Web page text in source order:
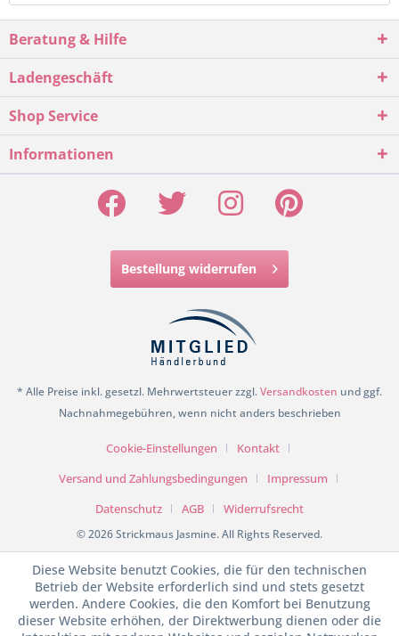
Beratung & Hilfe
Ladengeschäft
Shop Service
Informationen
Bestellung widerrufen
* Alle Preise inkl. gesetzl. Mehrwertsteuer zzgl.Versandkosten und ggf.
Nachnahmegebühren, wenn nicht anders beschrieben
Cookie-Einstellungen
Kontakt
Versand und Zahlungsbedingungen
Impressum
Datenschutz
AGB Widerrufsrecht
© 2026 Strickmaus Jasmine. All Rights Reserved.
Diese Website benutzt Cookies, die für den technischen
Betrieb der Website erforderlich sind und stets gesetzt
werden. Andere Cookies, die den Komfort bei Benutzung
dieser Website erhöhen, der Direktwerbung dienen oder die